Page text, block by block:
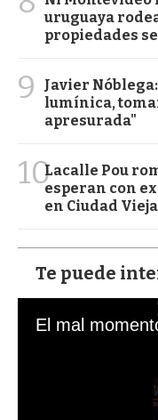
uruguaya
propiedades
9
Javier
lumínica,
apresurada"
10Lacalle Pou
esperan con
en Ciudad Vieja
Te puede